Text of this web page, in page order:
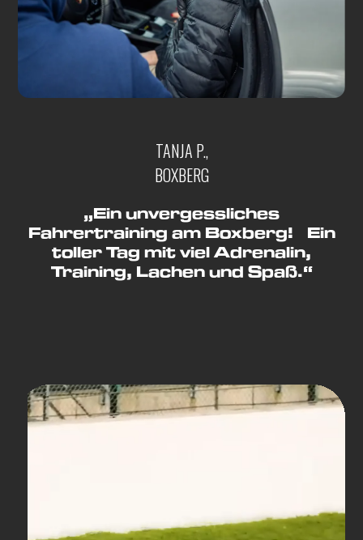
TANJA P.,
BOXBERG
„Ein unvergessliches
Fahrertraining am Boxberg! Ein
toller Tag mit viel Adrenalin,
Training, Lachen und Spaß.“